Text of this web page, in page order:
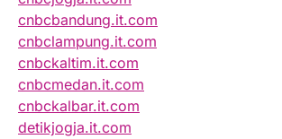
cnbcbandung.it.com
cnbclampung.it.com
cnbckaltim.it.com
cnbcmedan.it.com
cnbckalbar.it.com
detikjogja.it.com